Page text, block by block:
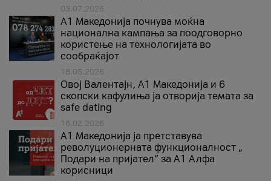
03.07.2026
A1 Македонија почнува моќна
национална кампања за поодговорно
користење на технологијата во
сообраќајот
18.05.2026
Овој Валентајн, A1 Македонија и 6
скопски кафулиња ја отворија темата за
safe dating
16.02.2026
А1 Македонија ја претставува
револуционерната функционалност „
Подари на пријател“ за А1 Алфа
корисници